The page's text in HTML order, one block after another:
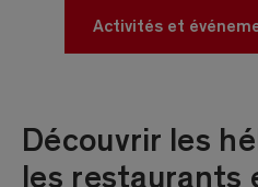
Activités et
Découvrir les
les restaurants